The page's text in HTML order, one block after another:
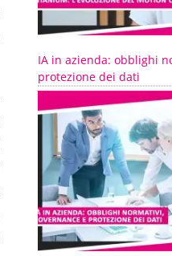
IA in azienda: obblighi
protezione dei dati